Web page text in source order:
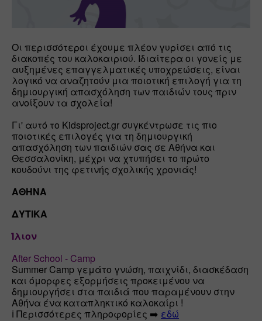
Οι περισσότεροι έχουμε πλέον γυρίσει από τις
διακοπές του καλοκαιριού. Ιδιαίτερα οι γονείς με
αυξημένες επαγγελματικές υποχρεώσεις, είναι
λογικό να αναζητούν μια ποιοτική επιλογή για τη
δημιουργική απασχόληση των παιδιών τους πριν
ανοίξουν τα σχολεία!
Γι' αυτό το Kidsproject.gr συγκέντρωσε τις πιο
ποιοτικές επιλογές για τη δημιουργική
απασχόληση των παιδιών σας σε Αθήνα και
Θεσσαλονίκη, μέχρι να χτυπήσει το πρώτο
κουδούνι της φετινής σχολικής χρονιάς!
ΑΘΗΝΑ
ΔΥΤΙΚΑ
Ίλιον
After School - Camp
Summer Camp γεμάτο γνώση, παιχνίδι, διασκέδαση
και όμορφες εξορμήσεις προκειμένου να
δημιουργήσει στα παιδιά που παραμένουν στην
Αθήνα ένα καταπληκτικό καλοκαίρι !
ℹ️ Περισσότερες πληροφορίες ➡️ εδώ